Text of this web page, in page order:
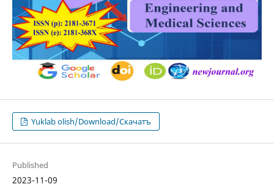
Yuklab olish/Download/Скачатъ
Published
2023-11-09